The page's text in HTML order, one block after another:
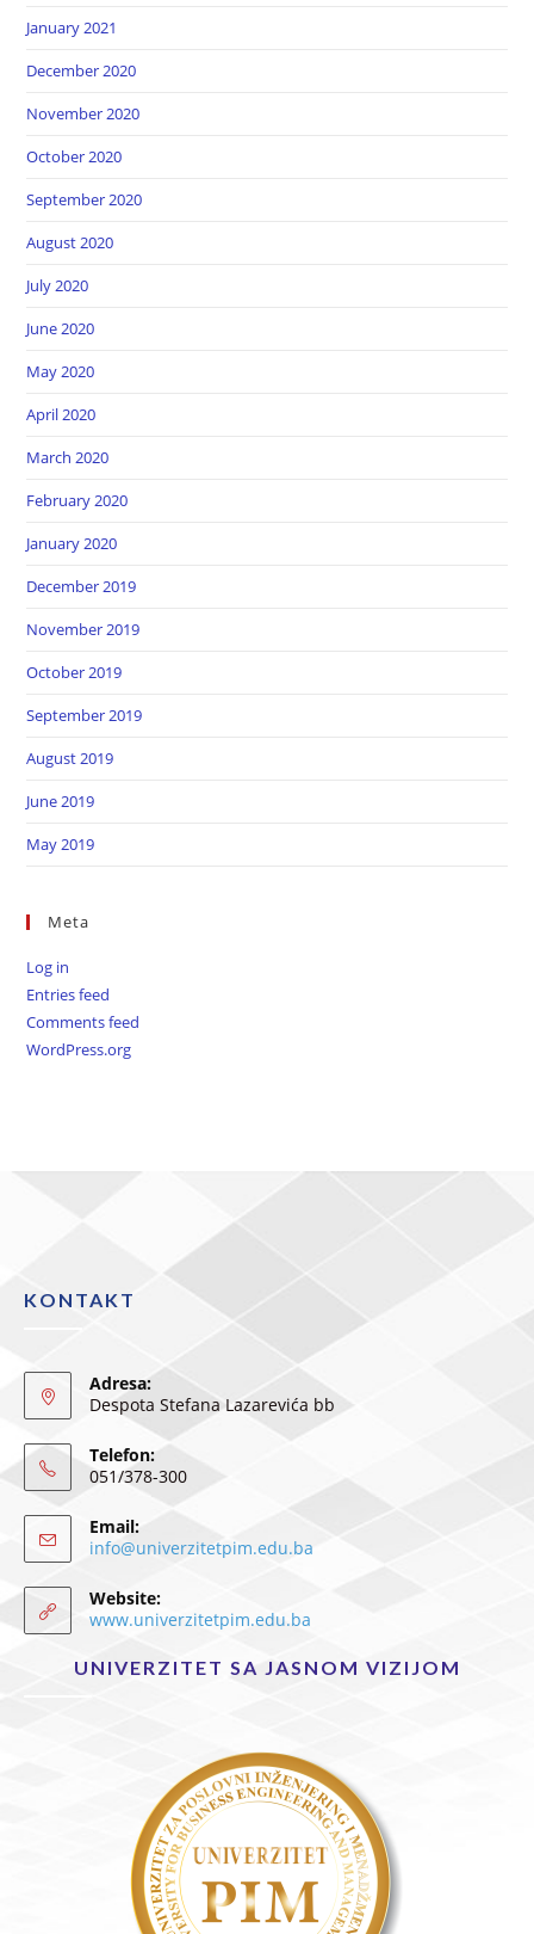
January 2021
December 2020
November 2020
October 2020
September 2020
August 2020
July 2020
June 2020
May 2020
April 2020
March 2020
February 2020
January 2020
December 2019
November 2019
October 2019
September 2019
August 2019
June 2019
May 2019
Meta
Log in
Entries feed
Comments feed
WordPress.org
KONTAKT
Adresa:
Despota Stefana Lazarevića bb
Telefon:
051/378-300
Email:
info@univerzitetpim.edu.ba
Website:
www.univerzitetpim.edu.ba
UNIVERZITET SA JASNOM VIZIJOM